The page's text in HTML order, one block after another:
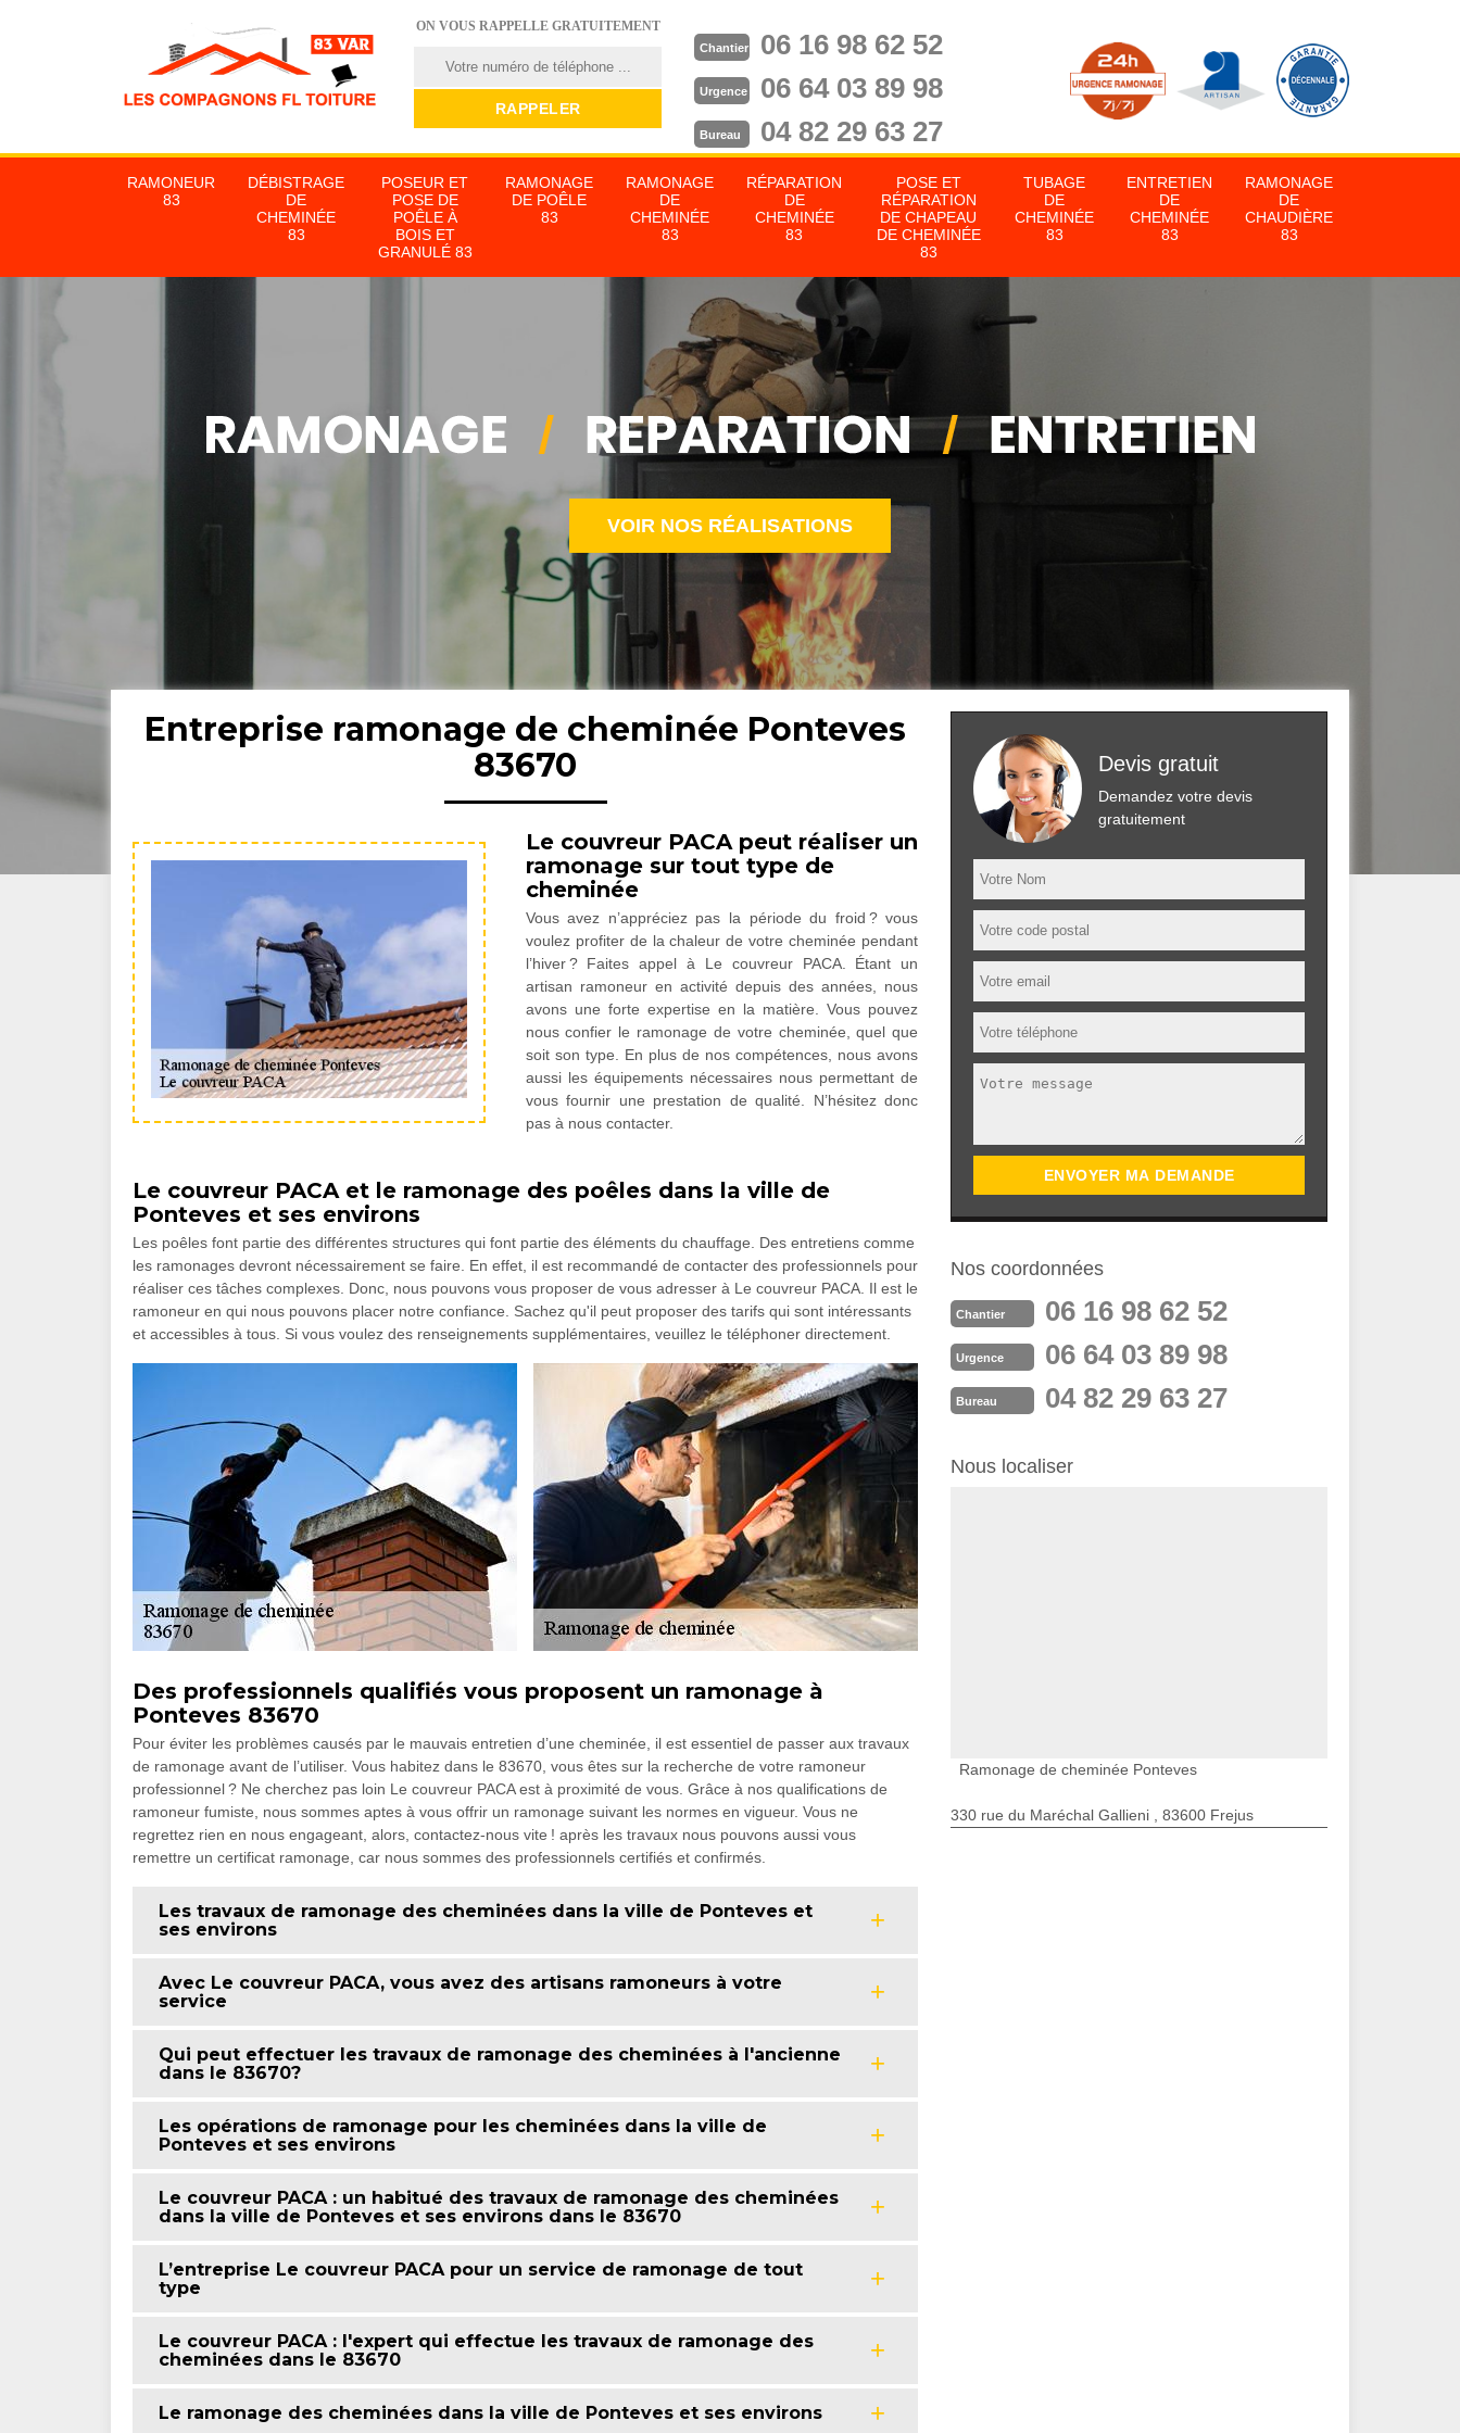
ON VOUS RAPPELLE GRATUITEMENT
Chantier 06 16 98 62 52
Urgence 06 64 03 89 98
Bureau 04 82 29 63 27
RAMONEUR
83
DÉBISTRAGE
DE
CHEMINÉE
83
POSEUR ET
POSE DE
POÊLE À
BOIS ET
GRANULÉ 83
RAMONAGE
DE POÊLE
83
RAMONAGE
DE
CHEMINÉE
83
RÉPARATION
DE
CHEMINÉE
83
POSE ET
RÉPARATION
DE CHAPEAU
DE CHEMINÉE
83
TUBAGE
DE
CHEMINÉE
83
ENTRETIEN
DE
CHEMINÉE
83
RAMONAGE
DE
CHAUDIÈRE
83
VOIR NOS RÉALISATIONS
Entreprise ramonage de cheminée Ponteves
83670
Le couvreur PACA peut réaliser un
ramonage sur tout type de
cheminée
Vous avez n’appréciez pas la période du froid ? vous
voulez profiter de la chaleur de votre cheminée pendant
l’hiver ? Faites appel à Le couvreur PACA. Étant un
artisan ramoneur en activité depuis des années, nous
avons une forte expertise en la matière. Vous pouvez
nous confier le ramonage de votre cheminée, quel que
soit son type. En plus de nos compétences, nous avons
aussi les équipements nécessaires nous permettant de
vous fournir une prestation de qualité. N’hésitez donc
pas à nous contacter.
Le couvreur PACA et le ramonage des poêles dans la ville de
Ponteves et ses environs
Les poêles font partie des différentes structures qui font partie des éléments du chauffage. Des entretiens comme
les ramonages devront nécessairement se faire. En effet, il est recommandé de contacter des professionnels pour
réaliser ces tâches complexes. Donc, nous pouvons vous proposer de vous adresser à Le couvreur PACA. Il est le
ramoneur en qui nous pouvons placer notre confiance. Sachez qu'il peut proposer des tarifs qui sont intéressants
et accessibles à tous. Si vous voulez des renseignements supplémentaires, veuillez le téléphoner directement.
Des professionnels qualifiés vous proposent un ramonage à
Ponteves 83670
Pour éviter les problèmes causés par le mauvais entretien d’une cheminée, il est essentiel de passer aux travaux
de ramonage avant de l’utiliser. Vous habitez dans le 83670, vous êtes sur la recherche de votre ramoneur
professionnel ? Ne cherchez pas loin Le couvreur PACA est à proximité de vous. Grâce à nos qualifications de
ramoneur fumiste, nous sommes aptes à vous offrir un ramonage suivant les normes en vigueur. Vous ne
regrettez rien en nous engageant, alors, contactez-nous vite ! après les travaux nous pouvons aussi vous
remettre un certificat ramonage, car nous sommes des professionnels certifiés et confirmés.
Les travaux de ramonage des cheminées dans la ville de Ponteves et
ses environs
Avec Le couvreur PACA, vous avez des artisans ramoneurs à votre
service
Qui peut effectuer les travaux de ramonage des cheminées à l'ancienne
dans le 83670?
Les opérations de ramonage pour les cheminées dans la ville de
Ponteves et ses environs
Le couvreur PACA : un habitué des travaux de ramonage des cheminées
dans la ville de Ponteves et ses environs dans le 83670
L’entreprise Le couvreur PACA pour un service de ramonage de tout
type
Le couvreur PACA : l'expert qui effectue les travaux de ramonage des
cheminées dans le 83670
Le ramonage des cheminées dans la ville de Ponteves et ses environs
Devis gratuit
Demandez votre devis
gratuitement
Nos coordonnées
Chantier 06 16 98 62 52
Urgence 06 64 03 89 98
Bureau 04 82 29 63 27
Nous localiser
Ramonage de cheminée Ponteves
330 rue du Maréchal Gallieni , 83600 Frejus